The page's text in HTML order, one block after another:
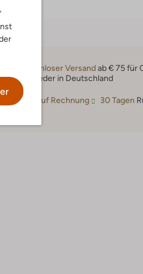
Kostenloser Versandab € 75 für
Mitglieder in Deutschland
Kauf auf Rechnung 30 Tagen